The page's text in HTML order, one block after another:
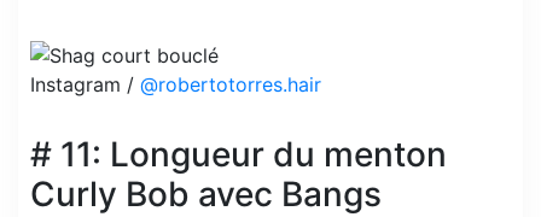
Instagram / @robertotorres.hair
# 11: Longueur du menton
Curly Bob avec Bangs